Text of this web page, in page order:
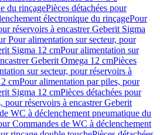
du rinçagePièces détachées pour
électronique du rinçagePour
réservoirs à encastrer Geberit Sigma
Pour alimentation sur secteur, pour
Sigma 12 cmPour alimentation sur
Geberit Omega 12 cmPièces
sur secteur, pour réservoirs à
cmPour alimentation par piles, pour
Sigma 12 cmPièces détachées pour
pour réservoirs à encastrer Geberit
WC à déclenchement pneumatique du
Commandes de WC à déclenchement